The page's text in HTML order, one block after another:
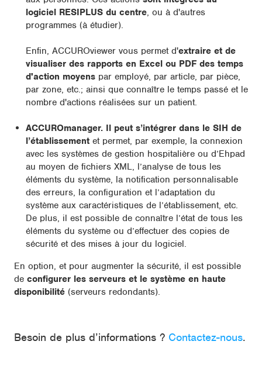
logiciel RESIPLUS du centre, ou à d'autres
programmes (à étudier).
Enfin, ACCUROviewer vous permet d'extraire et de
visualiser des rapports en Excel ou PDF des temps
d'action moyens par employé, par article, par pièce,
par zone, etc.; ainsi que connaître le temps passé et le
nombre d'actions réalisées sur un patient.
ACCUROmanager. Il peut s’intégrer dans le SIH de
l’établissement et permet, par exemple, la connexion
avec les systèmes de gestion hospitalière ou d’Ehpad
au moyen de fichiers XML, l’analyse de tous les
éléments du système, la notification personnalisable
des erreurs, la configuration et l’adaptation du
système aux caractéristiques de l’établissement, etc.
De plus, il est possible de connaître l’état de tous les
éléments du système ou d’effectuer des copies de
sécurité et des mises à jour du logiciel.
En option, et pour augmenter la sécurité, il est possible
de configurer les serveurs et le système en haute
disponibilité (serveurs redondants).
Besoin de plus d’informations ? Contactez-nous.